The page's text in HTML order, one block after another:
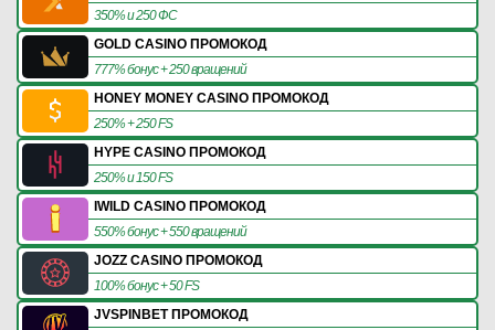
350% и 250 ФС
GOLD CASINO ПРОМОКОД
777% бонус + 250 вращений
HONEY MONEY CASINO ПРОМОКОД
250% + 250 FS
HYPE CASINO ПРОМОКОД
250% и 150 FS
IWILD CASINO ПРОМОКОД
550% бонус + 550 вращений
JOZZ CASINO ПРОМОКОД
100% бонус + 50 FS
JVSPINBET ПРОМОКОД